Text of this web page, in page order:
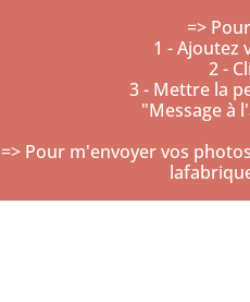
=>
1 - Ajoutez
2 -
3 - Mettre la
"Message à
=> Pour m'envoyer vos